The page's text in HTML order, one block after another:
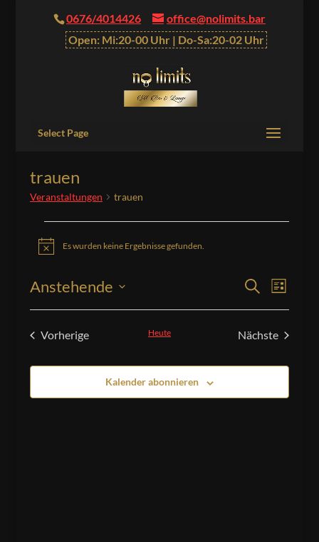
0676/4014426
office@nolimits.bar
Open: Mi:20-00 Uhr | Do-Sa:20-02 Uhr
Select Page
trauen
Veranstaltungen trauen
HinweisEs wurden keine Ergebnisse gefunden.
Ansichten,
Suche
Liste
Anstehende
Vorherige
Heute
Nächste
Kalender abonnieren